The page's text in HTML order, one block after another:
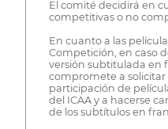
El comité decidirá en
competitivas o no
En cuanto a las
Competición, en caso
versión subtitulada en
compromete a solicitar
participación de
del ICAA y a hacerse
de los subtítulos en